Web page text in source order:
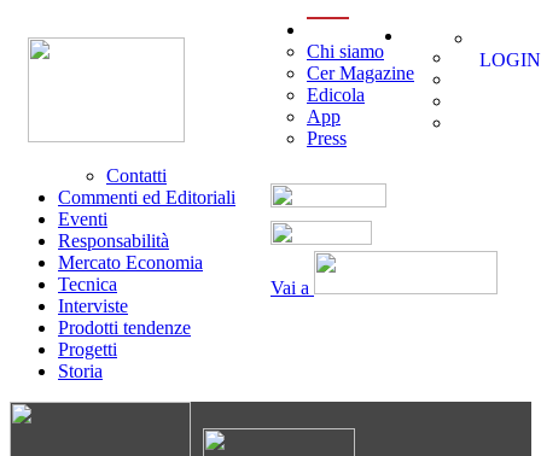
Vai a
Chi siamo
Cer Magazine
Edicola
App
Press
Contatti
Commenti ed Editoriali
Eventi
Responsabilità
Mercato Economia
Tecnica
Interviste
Prodotti tendenze
Progetti
Storia
LOGIN